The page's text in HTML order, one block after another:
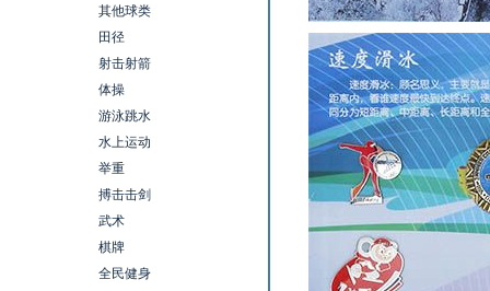
其他球类
田径
射击射箭
体操
游泳跳水
水上运动
举重
搏击击剑
武术
棋牌
全民健身